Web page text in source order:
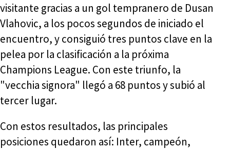
visitante gracias a un gol tempranero de Dusan
Vlahovic, a los pocos segundos de iniciado el
encuentro, y consiguió tres puntos clave en la
pelea por la clasificación a la próxima
Champions League. Con este triunfo, la
"vecchia signora" llegó a 68 puntos y subió al
tercer lugar.
Con estos resultados, las principales
posiciones quedaron así: Inter, campeón,